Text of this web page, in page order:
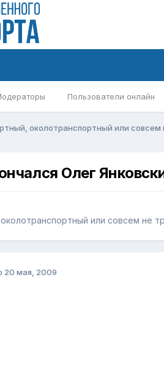
Пользователи онлайн
околотранспортный или
Олег
или совсем не
20 мая, 2009